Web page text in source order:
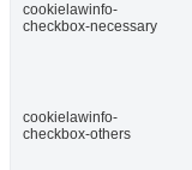
cookielawinfo-
checkbox-necessary
cookielawinfo-
checkbox-others